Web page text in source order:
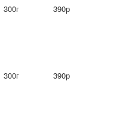
300г
390р
300г
390р